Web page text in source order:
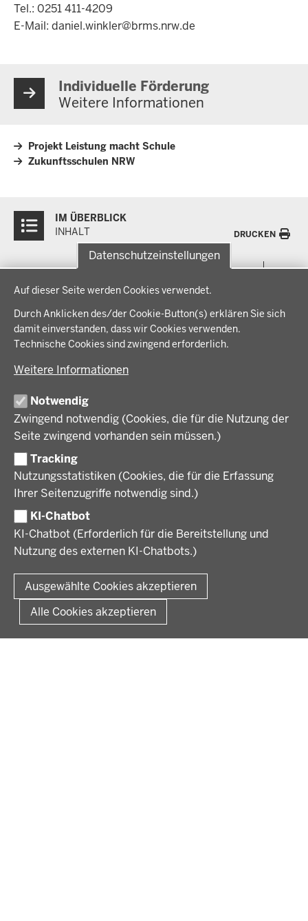
Datenschutzeinstellungen
Auf dieser Seite werden Cookies verwendet.
Durch Anklicken des/der Cookie-Button(s) erklären Sie sich
damit einverstanden, dass wir Cookies verwenden.
Technische Cookies sind zwingend erforderlich.
Weitere Informationen
Notwendig
Zwingend notwendig (Cookies, die für die Nutzung der
Seite zwingend vorhanden sein müssen.)
Tracking
Nutzungsstatistiken (Cookies, die für die Erfassung
Ihrer Seitenzugriffe notwendig sind.)
KI-Chatbot
KI-Chatbot (Erforderlich für die Bereitstellung und
Nutzung des externen KI-Chatbots.)
Ausgewählte Cookies akzeptieren
Alle Cookies akzeptieren
Tel.: 0251 411-4209
E-Mail: daniel.winkler@brms.nrw.de
Individuelle Förderung
Weitere Informationen
Projekt Leistung macht Schule
Zukunftsschulen NRW
Inhalte
IM ÜBERBLICK
INHALT
DRUCKEN
Menü
der
Fußzeile
THEMEN
Bauen, Planen und Verkehr
Bildung, Schule und Sport
Regionalplanung und Regionalrat
Wirtschaft, Kultur und Kommunales
IM FOKUS
Energiewende AG
Zusammenarbeit mit den Niederlanden
BEZIRKSREGIERUNG
Regierungsbezirk Münster
Geschichte und Gegenwart
Behördenleitung
Organisation
Förderlotsinnen und Förderlotsen
KARRIERE UND AUSBILDUNG
Stellenangebote
Ausbildung
Volljurist:in
Praktikum
Stellenangebote im Schulbereich
VERFAHREN UND BEKANNTMACHUNGEN
Amtsblatt
Verfahrensübersichten
PRESSE
Pressemitteilungen
Podcast
© 2026 Bezirksregierung Münster
Fußzeile
Impressum Datenschutz Rechtliche Hinweise
Kurzlink zu dieser Seite